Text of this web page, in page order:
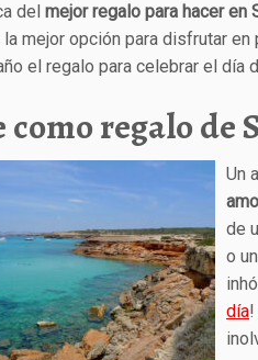
del mejor regalo para hacer en
la mejor opción para disfrutar
el regalo para celebrar el día
como regalo de
Un
de
o
día